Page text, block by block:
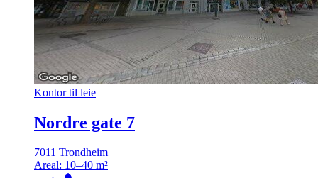
Kontor til leie
Nordre gate 7
7011 Trondheim
Areal: 10–40 m²